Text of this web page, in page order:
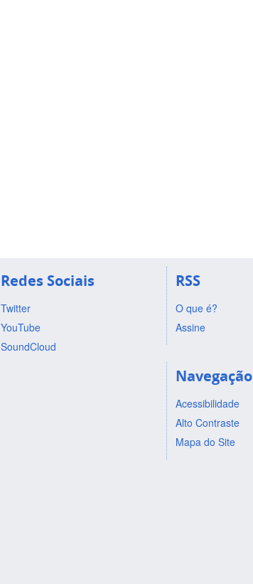
Redes Sociais
Twitter
YouTube
SoundCloud
RSS
O que é?
Assine
Navegação
Acessibilidade
Alto Contraste
Mapa do Site